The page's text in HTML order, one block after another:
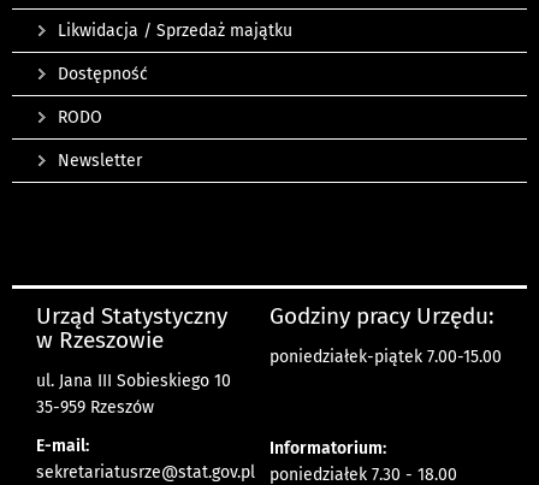
Likwidacja / Sprzedaż majątku
Dostępność
RODO
Newsletter
Urząd Statystyczny
w Rzeszowie
ul. Jana III Sobieskiego 10
35-959 Rzeszów
E-mail:
sekretariatusrze@stat.gov.pl
Godziny pracy Urzędu:
poniedziałek-piątek 7.00-15.00
Informatorium:
poniedziałek 7.30 - 18.00